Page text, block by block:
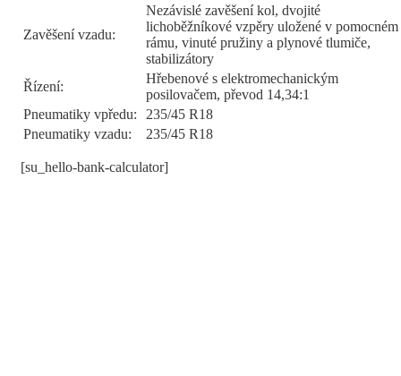
Zavěšení vzadu:
Nezávislé zavěšení kol, dvojité
lichoběžníkové vzpěry uložené v pomocném
rámu, vinuté pružiny a plynové tlumiče,
stabilizátory
Řízení:
Hřebenové s elektromechanickým
posilovačem, převod 14,34:1
Pneumatiky vpředu:
235/45 R18
Pneumatiky vzadu:
235/45 R18
[su_hello-bank-calculator]